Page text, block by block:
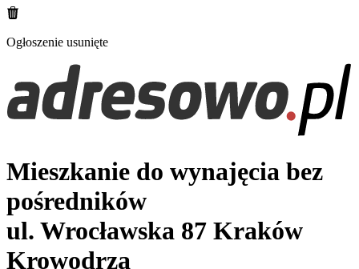
Ogłoszenie usunięte
Mieszkanie do wynajęcia bez
pośredników
ul. Wrocławska 87 Kraków
Krowodrza